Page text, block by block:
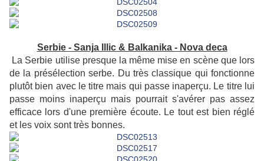
Serbie - Sanja Illic & Balkanika - Nova deca
La Serbie utilise presque la même mise en scène que lors
de la présélection serbe. Du très classique qui fonctionne
plutôt bien avec le titre mais qui passe inaperçu. Le titre lui
passe moins inaperçu mais pourrait s'avérer pas assez
efficace lors d'une première écoute. Le tout est bien réglé
et les voix sont très bonnes.